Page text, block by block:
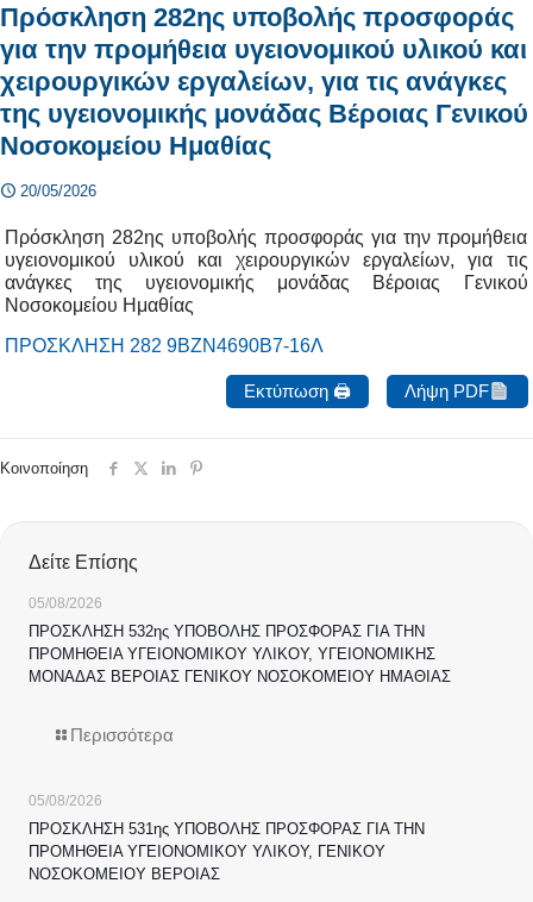
Πρόσκληση 282ης υποβολής προσφοράς
για την προμήθεια υγειονομικού υλικού και
χειρουργικών εργαλείων, για τις ανάγκες
της υγειονομικής μονάδας Βέροιας Γενικού
Νοσοκομείου Ημαθίας
20/05/2026
Πρόσκληση 282ης υποβολής προσφοράς για την προμήθεια
υγειονομικού υλικού και χειρουργικών εργαλείων, για τις
ανάγκες της υγειονομικής μονάδας Βέροιας Γενικού
Νοσοκομείου Ημαθίας
ΠΡΟΣΚΛΗΣΗ 282 9ΒΖΝ4690Β7-16Λ
Εκτύπωση 🖨 Λήψη PDF
Κοινοποίηση
Δείτε Επίσης
05/08/2026
ΠΡΟΣΚΛΗΣΗ 532ης ΥΠΟΒΟΛΗΣ ΠΡΟΣΦΟΡΑΣ ΓΙΑ ΤΗΝ
ΠΡΟΜΗΘΕΙΑ ΥΓΕΙΟΝΟΜΙΚΟΥ ΥΛΙΚΟΥ, ΥΓΕΙΟΝΟΜΙΚΗΣ
ΜΟΝΑΔΑΣ ΒΕΡΟΙΑΣ ΓΕΝΙΚΟΥ ΝΟΣΟΚΟΜΕΙΟΥ ΗΜΑΘΙΑΣ
Περισσότερα
05/08/2026
ΠΡΟΣΚΛΗΣΗ 531ης ΥΠΟΒΟΛΗΣ ΠΡΟΣΦΟΡΑΣ ΓΙΑ ΤΗΝ
ΠΡΟΜΗΘΕΙΑ ΥΓΕΙΟΝΟΜΙΚΟΥ ΥΛΙΚΟΥ, ΓΕΝΙΚΟΥ
ΝΟΣΟΚΟΜΕΙΟΥ ΒΕΡΟΙΑΣ